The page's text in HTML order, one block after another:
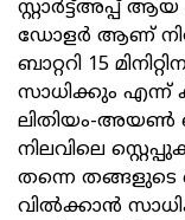
സ്റ്റാര്‍ട്ട്‌അപ്പ്
ഡോളർ ആണ്
ബാറ്ററി 15
സാധിക്കും എന്ന്
ലിതിയം-അയൺ
നിലവിലെ
തന്നെ തങ്ങളുടെ
വിൽക്കാൻ